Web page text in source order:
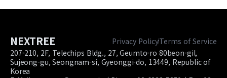
NEXTREE Privacy PolicyTerms of Service
207-210, 2F, Telechips Bldg., 27, Geumto-ro 80beon-gil,
Sujeong-gu, Seongnam-si, Gyeonggi-do, 13449, Republic of
Korea